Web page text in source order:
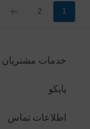
1
2 بعدی
خدمات مشتریان
پاپکو
اطلاعات تماس